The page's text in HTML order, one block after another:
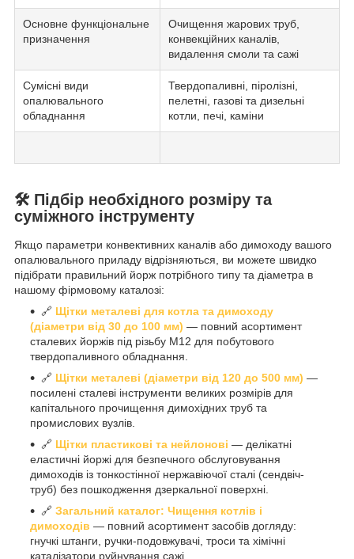
Основне функціональне
призначення
Очищення жарових труб,
конвекційних каналів,
видалення смоли та сажі
Сумісні види
опалювального
обладнання
Твердопаливні, піролізні,
пелетні, газові та дизельні
котли, печі, каміни
🛠️ Підбір необхідного розміру та
суміжного інструменту
Якщо параметри конвективних каналів або димоходу вашого
опалювального приладу відрізняються, ви можете швидко
підібрати правильний йорж потрібного типу та діаметра в
нашому фірмовому каталозі:
🔗 Щітки металеві для котла та димоходу
(діаметри від 30 до 100 мм) — повний асортимент
сталевих йоржів під різьбу М12 для побутового
твердопаливного обладнання.
🔗 Щітки металеві (діаметри від 120 до 500 мм) —
посилені сталеві інструменти великих розмірів для
капітального прочищення димохідних труб та
промислових вузлів.
🔗 Щітки пластикові та нейлонові — делікатні
еластичні йоржі для безпечного обслуговування
димоходів із тонкостінної нержавіючої сталі (сендвіч-
труб) без пошкодження дзеркальної поверхні.
🔗 Загальний каталог: Чищення котлів і
димоходів — повний асортимент засобів догляду:
гнучкі штанги, ручки-подовжувачі, троси та хімічні
каталізатори руйнування сажі.